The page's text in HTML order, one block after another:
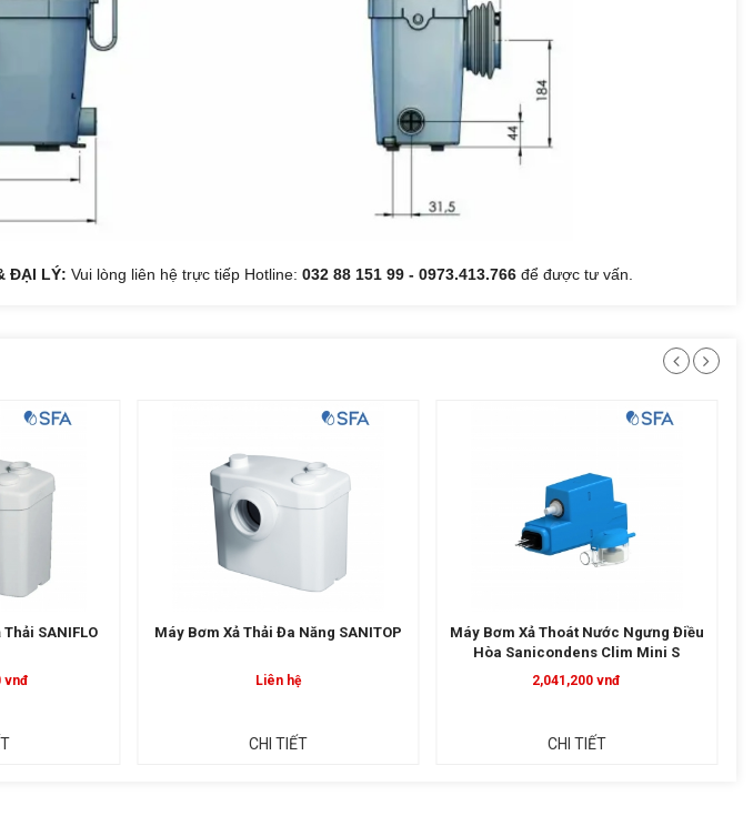
ĐẠI LÝ: Vui lòng liên hệ trực tiếp Hotline: 032 88 151 99 - 0973.413.766để được tư vấn.
SANIFLO
vnđ
Máy Bơm Xả Thải Đa Năng SANITOP
Liên hệ
CHI TIẾT
Máy Bơm Xả Thoát Nước Ngưng Điều
Hòa Sanicondens Clim Mini S
2,041,200 vnđ
CHI TIẾT